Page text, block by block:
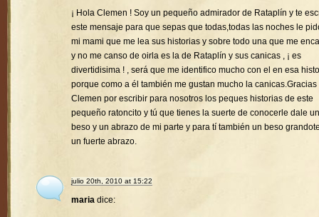
¡ Hola Clemen ! Soy un pequeño admirador de Rataplín y te
este mensaje para que sepas que todas,todas las noches le
mi mami que me lea sus historias y sobre todo una que me
y no me canso de oirla es la de Rataplín y sus canicas , ¡ es
divertidisima ! , será que me identifico mucho con el en esa
porque como a él también me gustan mucho la canicas.Gracias
Clemen por escribir para nosotros los peques historias de este
pequeño ratoncito y tú que tienes la suerte de conocerle dale un
beso y un abrazo de mi parte y para tí también un beso
un fuerte abrazo.
julio 20th, 2010 at 15:22
maria dice: